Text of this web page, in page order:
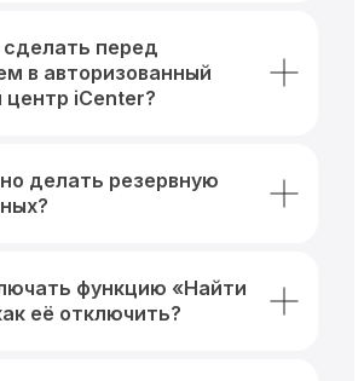
перед
в авторизованный
центр iCenter?
делать резервную
функцию «Найти
её отключить?